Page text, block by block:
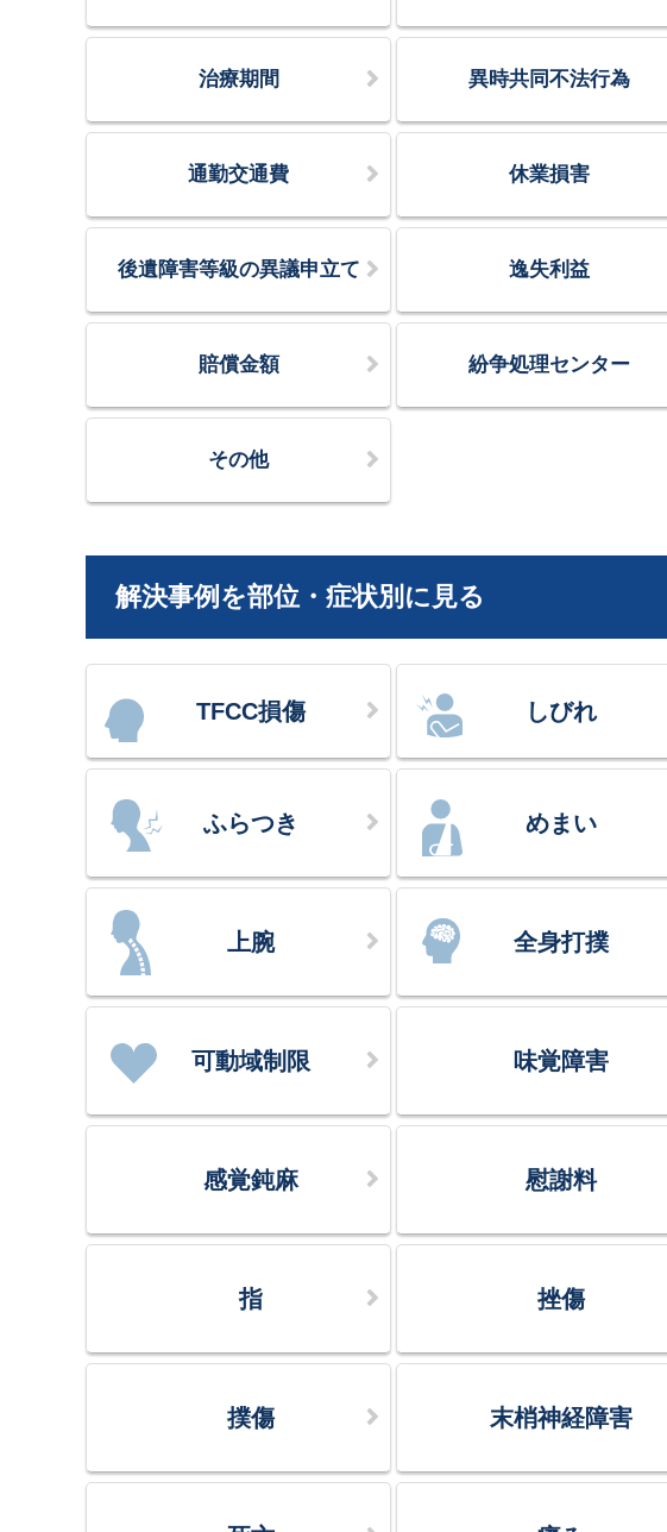
治療期間 異時共同不法行為
通勤交通費 休業損害
後遺障害等級の異議申立て 逸失利益
賠償金額 紛争処理センター
その他
解決事例を部位・症状別に見る
TFCC損傷 しびれ
ふらつき めまい
上腕 全身打撲
可動域制限 味覚障害
感覚鈍麻 慰謝料
指 挫傷
撲傷 末梢神経障害